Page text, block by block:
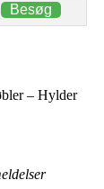
Besøg
– Hylder